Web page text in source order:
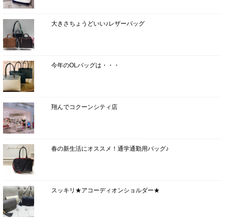
大きさちょうどいい♪レザーバッグ
今年のOLバッグは・・・
翔んでコクーンシティ店
春の新生活にオススメ！通学通勤用バッグ♪
スッキリ★アコーディオンショルダー★